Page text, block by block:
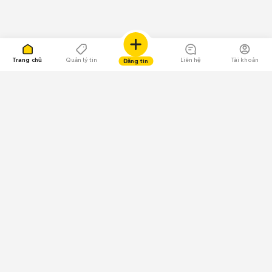
Trang chủ Quản lý tin Đăng tin Liên hệ Tài khoản